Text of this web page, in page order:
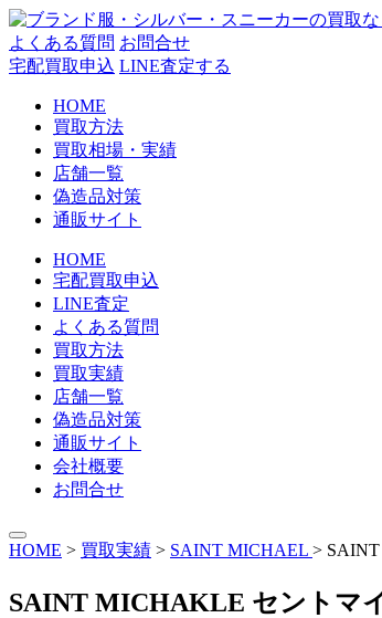
コ
ン
テ
よくある質問 お問合せ
宅配買取申込 LINE査定する
HOME
買取方法
買取相場・実績
店舗一覧
偽造品対策
通販サイト
HOME
宅配買取申込
LINE査定
よくある質問
買取方法
買取実績
店舗一覧
偽造品対策
通販サイト
会社概要
お問合せ
HOME > 買取実績 > SAINT MICHAEL >
SAINT MICHAKLE セントマ